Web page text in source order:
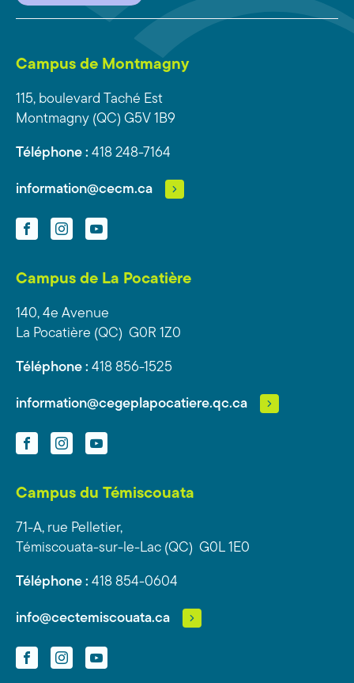
Campus de Montmagny
115, boulevard Taché Est
Montmagny (QC) G5V 1B9
Téléphone : 418 248-7164
information@cecm.ca
FacebookInstagramYouTube
Campus de La Pocatière
140, 4e Avenue
La Pocatière (QC) G0R 1Z0
Téléphone : 418 856-1525
information@cegeplapocatiere.qc.ca
FacebookInstagramYouTube
Campus du Témiscouata
71-A, rue Pelletier,
Témiscouata-sur-le-Lac (QC) G0L 1E0
Téléphone : 418 854-0604
info@cectemiscouata.ca
FacebookInstagramYouTube